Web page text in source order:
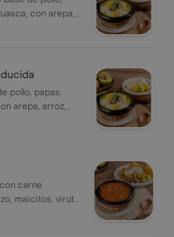
con arepa,
de leche y
pollo, papas,
arepa, arroz,
y
carne
maicitos, viruta
maduro,